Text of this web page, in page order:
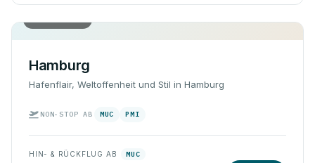
Hamburg
Hafenflair, Weltoffenheit und Stil in Hamburg
NON-STOP AB MUC PMI
HIN- & RÜCKFLUG AB MUC